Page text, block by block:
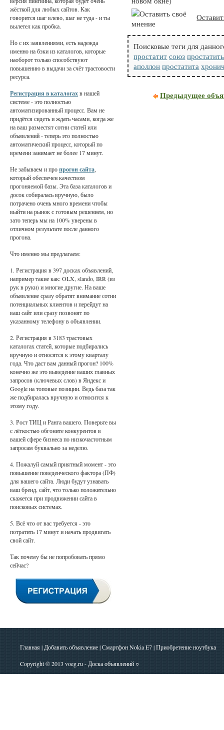
Поисковые теги для
простатит союз
аполлон простатита
Предыдущее
жёсткой для любых сайтов. Как
говорится шаг влево, шаг не туда - и ты
вылетел как пробка.
Но с их заявлениями, есть надежда
именно на бэки из каталогов, которые
наоборот только способствуют
повышению в выдачи за счёт трастовости
ресурса.
Регистрация в каталогахв нашей
системе - это полностью
автоматизированный процесс. Вам не
придётся сидеть и ждать часами, когда же
на ваш разместят сотни статей или
объявлений - теперь это полностью
автоматический процесс, который по
времени занимает не более 17 минут.
Не забываем и пропрогон сайта,
который обеспечен качеством
прогоняемой базы. Эта база каталогов и
досок собиралась вручную, было
потрачено очень много времени чтобы
выйти на рынок с готовым решением, но
зато теперь мы на 100% уверены в
отличном результате после данного
прогона.
Что именно мы предлагаем:
1. Регистрация в 397 досках объявлений,
например такие как: OLX, slando, IRR (из
рук в руки) и многие другие. На ваше
объявление сразу обратят внимание сотни
потенциальных клиентов и перейдут на
ваш сайт или сразу позвонят по
указанному телефону в объявлении.
2. Регистрация в 3183 трастовых
каталогах статей, которые подбирались
вручную и относятся к этому кварталу
года. Что даст вам данный прогон? 100%
конечно же это выведение ваших главных
запросов (ключевых слов) в Яндекс и
Google на топовые позиции. Ведь база так
же подбиралась вручную и относится к
этому году.
3. Рост ТИЦ и Ранга вашего. Поверьте вы
с лёгкостью обгоните конкурентов в
вашей сфере бизнеса по низкочастотным
запросам буквально за неделю.
4. Пожалуй самый приятный момент - это
повышение поведенческого фактора (ПФ)
для вашего сайта. Люди будут узнавать
ваш бренд, сайт, что только положительно
скажется при продвижении сайта в
поисковых системах.
5. Всё что от вас требуется - это
потратить 17 минут и начать продвигать
свой сайт.
Так почему бы не попробовать прямо
сейчас?
Главная|Добавить объявление|Смартфон Nokia E7|Приобретение ноутбука
Copyright © 2013 voeg.ru - Доска объявлений ○